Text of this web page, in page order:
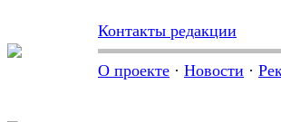
Контакты редакции
О проекте · Новости ·